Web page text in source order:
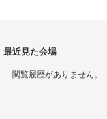
最近見た会場
閲覧履歴がありません。